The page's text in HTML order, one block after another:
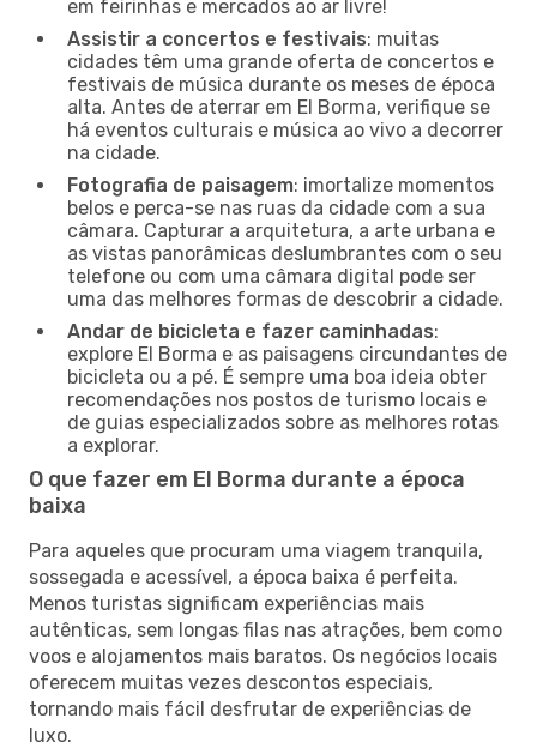
em feirinhas e mercados ao ar livre!
Assistir a concertos e festivais: muitas
cidades têm uma grande oferta de concertos e
festivais de música durante os meses de época
alta. Antes de aterrar em El Borma, verifique se
há eventos culturais e música ao vivo a decorrer
na cidade.
Fotografia de paisagem: imortalize momentos
belos e perca-se nas ruas da cidade com a sua
câmara. Capturar a arquitetura, a arte urbana e
as vistas panorâmicas deslumbrantes com o seu
telefone ou com uma câmara digital pode ser
uma das melhores formas de descobrir a cidade.
Andar de bicicleta e fazer caminhadas:
explore El Borma e as paisagens circundantes de
bicicleta ou a pé. É sempre uma boa ideia obter
recomendações nos postos de turismo locais e
de guias especializados sobre as melhores rotas
a explorar.
O que fazer em El Borma durante a época
baixa
Para aqueles que procuram uma viagem tranquila,
sossegada e acessível, a época baixa é perfeita.
Menos turistas significam experiências mais
autênticas, sem longas filas nas atrações, bem como
voos e alojamentos mais baratos. Os negócios locais
oferecem muitas vezes descontos especiais,
tornando mais fácil desfrutar de experiências de
luxo.